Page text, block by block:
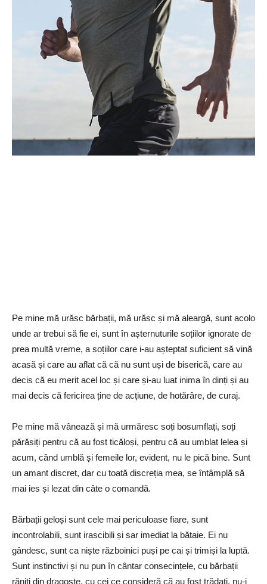
Pe mine mă urăsc bărbații, mă urăsc și mă aleargă, sunt acolo
unde ar trebui să fie ei, sunt în așternuturile soțiilor ignorate de
prea multă vreme, a soțiilor care i-au așteptat suficient să vină
acasă și care au aflat că că nu sunt uși de biserică, care au
decis că eu merit acel loc și care și-au luat inima în dinți și au
mai decis că fericirea ține de acțiune, de hotărâre, de curaj.
Pe mine mă vânează și mă urmăresc soți bosumflați, soți
părăsiți pentru că au fost ticăloși, pentru că au umblat lelea și
acum, când umblă și femeile lor, evident, nu le pică bine. Sunt
un amant discret, dar cu toată discreția mea, se întâmplă să
mai ies și lezat din câte o comandă.
Bărbații geloși sunt cele mai periculoase fiare, sunt
incontrolabili, sunt irascibili și sar imediat la bătaie. Ei nu
gândesc, sunt ca niște războinici puși pe cai și trimiși la luptă.
Sunt instinctivi și nu pun în cântar consecințele, cu bărbații
răniți din dragoste, cu cei ce consideră că au fost trădați, nu-i